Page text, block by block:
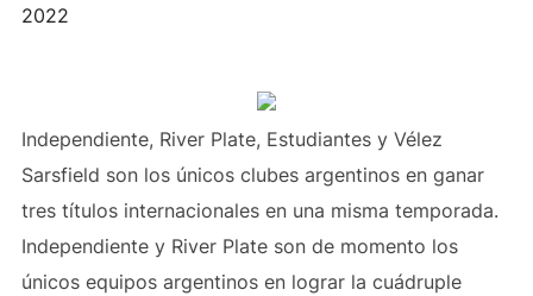
2022
Independiente, River Plate, Estudiantes y Vélez
Sarsfield son los únicos clubes argentinos en ganar
tres títulos internacionales en una misma temporada.
Independiente y River Plate son de momento los
únicos equipos argentinos en lograr la cuádruple